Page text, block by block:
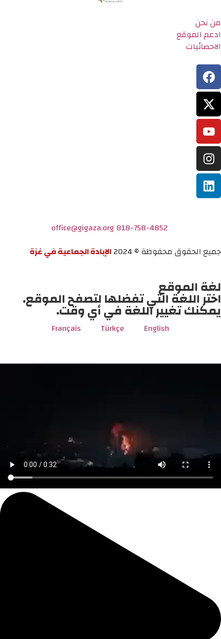
من نحن
ادعم الموقع
الاحصائيات
818-758-4852
office@gigaza.org
جميع الحقوق محفوظة © 2024
الإبادة الجماعية في غزة
لغة الموقع
اختر اللغة التي تفضلها لتصفح الموقع.
يمكنك تغيير اللغة في أي وقت.
English
Türkçe
Français